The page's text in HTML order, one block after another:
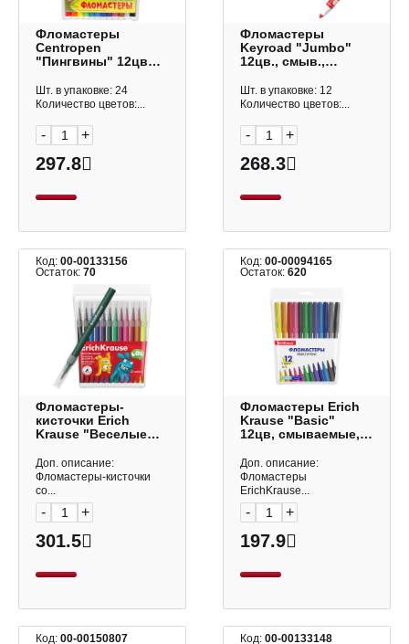
Фломастеры
Centropen
"Пингвины" 12цв
чехол 7790
Шт. в упаковке: 24
Количество цветов:...
- +
297.8
Фломастеры
Keyroad "Jumbo"
12цв., смыв.,
KR972320
Шт. в упаковке: 12
Количество цветов:...
- +
268.3
Код: 00-00133156
Остаток: 70
Фломастеры-
кисточки Erich
Krause "Веселые
смываемые, ПВХ-
чехол 61834.
Доп. описание:
Фломастеры-кисточки
со...
- +
301.5
Код:00-00094165
Остаток:620
Фломастеры Erich
Krause "Basic"
12цв, смываемые,
53368
Доп. описание:
Фломастеры
ErichKrause...
- +
197.9
Код: 00-00150807
Код:00-00133148